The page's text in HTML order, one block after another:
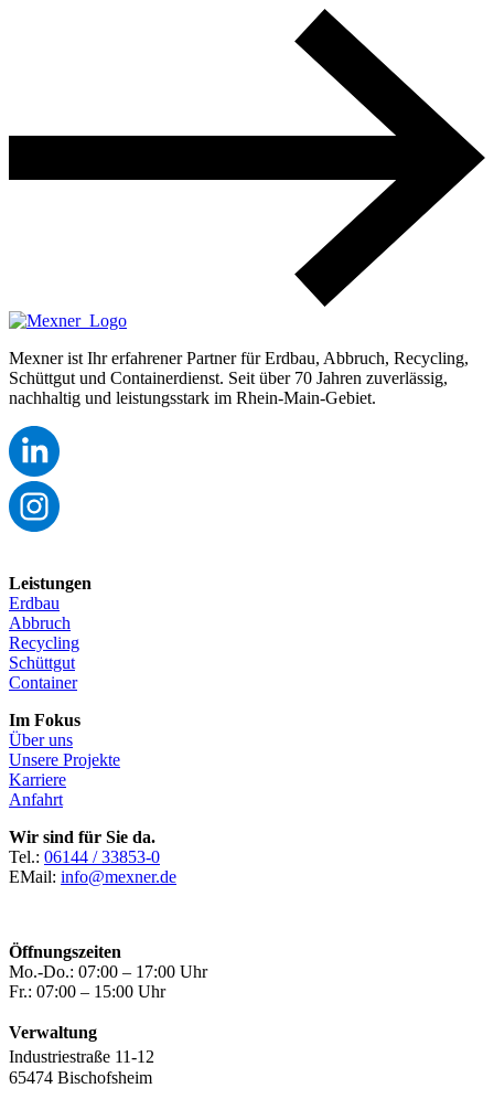
Mexner ist Ihr erfahrener Partner für Erdbau, Abbruch, Recycling,
Schüttgut und Containerdienst. Seit über 70 Jahren zuverlässig,
nachhaltig und leistungsstark im Rhein-Main-Gebiet.
Leistungen
Erdbau
Abbruch
Recycling
Schüttgut
Container
Im Fokus
Über uns
Unsere Projekte
Karriere
Anfahrt
Wir sind für Sie da.
Tel.: 06144 / 33853-0
EMail: info@mexner.de
Öffnungszeiten
Mo.-Do.: 07:00 – 17:00 Uhr
Fr.: 07:00 – 15:00 Uhr
Verwaltung
Industriestraße 11-12
65474 Bischofsheim